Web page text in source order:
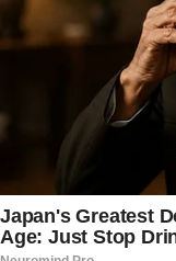
Enquanto
momento de
influenciadora
aqueles que
caso continua
solidariedade
mensagens